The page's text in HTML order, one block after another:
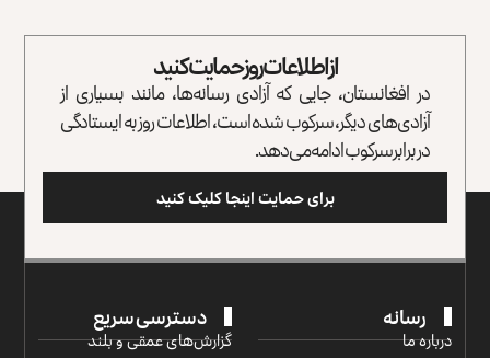
از اطلاعات روز حمایت کنید
در افغانستان، جایی که آزادی رسانه‌ها، مانند بسیاری از
آزادی‌های دیگر، سرکوب شده است، اطلاعات روز به ایستادگی
در برابر سرکوب ادامه می‌دهد.
برای حمایت اینجا کلیک کنید
رسانه
درباره ما
دسترسی سریع
گزارش‌‌های عمقی و بلند